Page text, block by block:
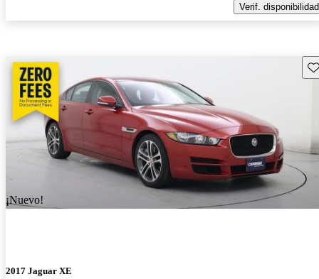
Verif. disponibilidad
¡Nuevo!
2017 Jaguar XE